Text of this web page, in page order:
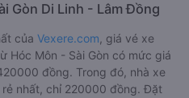
Gòn Di Linh - Lâm Đồng
của Vexere.com , giá vé xe
Hóc Môn - Sài Gòn có mức giá
đồng. Trong đó, nhà xe
nhất, chỉ 220000 đồng. Đặt